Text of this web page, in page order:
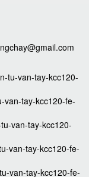
tu-van-tay-kcc120-
van-tay-kcc120-fe-
van-tay-kcc120-
van-tay-kcc120-fe-
van-tay-kcc120-fe-